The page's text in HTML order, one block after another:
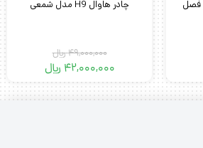
چادر هاوال H9 مدل شمعی
49,000,000﷼
42,000,000 ﷼